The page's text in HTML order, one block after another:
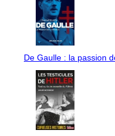
De Gaulle : la passion